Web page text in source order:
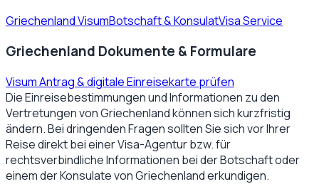
Griechenland VisumBotschaft & KonsulatVisa Service
Griechenland Dokumente & Formulare
Visum Antrag & digitale Einreisekarte prüfen
Die Einreisebestimmungen und Informationen zu den
Vertretungen vonGriechenlandkönnen sich kurzfristig
ändern. Bei dringenden Fragen sollten Sie sich vor Ihrer
Reise direkt bei einer Visa-Agentur bzw. für
rechtsverbindliche Informationen bei der Botschaft oder
einem der Konsulate vonGriechenlanderkundigen.